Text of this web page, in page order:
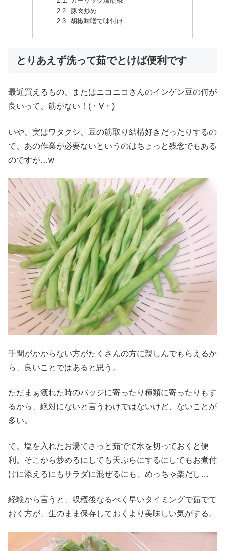
豚肉炒め
胡椒味噌で味付け
とりあえず洗って茹でとけば便利です
最近買えるもの、またはニコニコさんのインゲン豆の何が
良いって、筋がない！(・∀・)
いや、実はワタクシ、豆の筋取り結構好きだったりするの
で、あの作業が必要ないというのはちょっと残念でもある
のですが…w
手間がかからない方がたくさんの方に親しんでもらえるか
ら、良いことではあると思う。
ただまぁ獲れた時のバッジに寄ったり種類に寄ったりもす
るから、絶対にないと言うわけではないけど、ないことが
多い。
で、塩を入れたお湯でさっと茹でて水を切っておくと便
利。そこから炒めるにしても天ぷらにするにしてもお煮付
けに添えるにもサラダに混ぜるにも、めっちゃ楽だし…
経験から言うと、収穫後なるべく早いタイミングで茹でて
おく方が、生のまま保存しておくより美味しい気がする。